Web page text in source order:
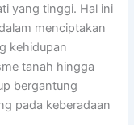
yang tinggi. Hal ini
menciptakan
kehidupan
tanah hingga
bergantung
pada keberadaan